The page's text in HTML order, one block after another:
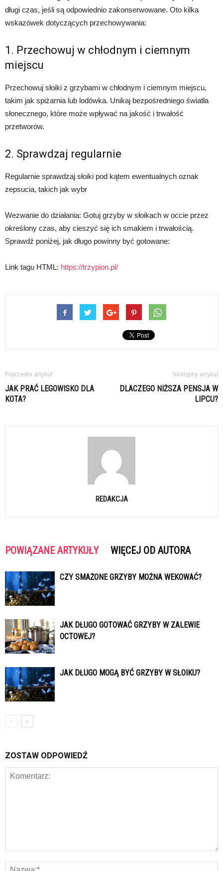
długi czas, jeśli są odpowiednio zakonserwowane. Oto kilka
wskazówek dotyczących przechowywania:
1. Przechowuj w chłodnym i ciemnym
miejscu
Przechowuj słoiki z grzybami w chłodnym i ciemnym miejscu,
takim jak spiżarnia lub lodówka. Unikaj bezpośredniego światła
słonecznego, które może wpływać na jakość i trwałość
przetworów.
2. Sprawdzaj regularnie
Regularnie sprawdzaj słoiki pod kątem ewentualnych oznak
zepsucia, takich jak wybr
Wezwanie do działania: Gotuj grzyby w słoikach w occie przez
określony czas, aby cieszyć się ich smakiem i trwałością.
Sprawdź poniżej, jak długo powinny być gotowane:
Link tagu HTML: https://trzypion.pl/
Poprzedni artykuł
JAK PRAĆ LEGOWISKO DLA
KOTA?
Następny artykuł
DLACZEGO NIŻSZA PENSJA W
LIPCU?
REDAKCJA
POWIĄZANE ARTYKUŁY WIĘCEJ OD AUTORA
CZY SMAŻONE GRZYBY MOŻNA WEKOWAĆ?
JAK DŁUGO GOTOWAĆ GRZYBY W ZALEWIE
OCTOWEJ?
JAK DŁUGO MOGĄ BYĆ GRZYBY W SŁOIKU?
ZOSTAW ODPOWIEDŹ